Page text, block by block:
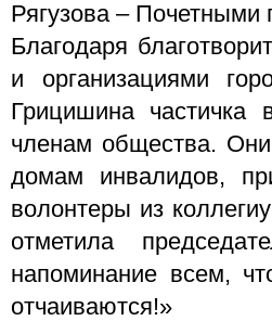
Рягузова – Почетными
Благодаря
и организациями
Грицишина
членам общества.
домам инвалидов,
волонтеры из
отметила
напоминание всем,
отчаиваются!»